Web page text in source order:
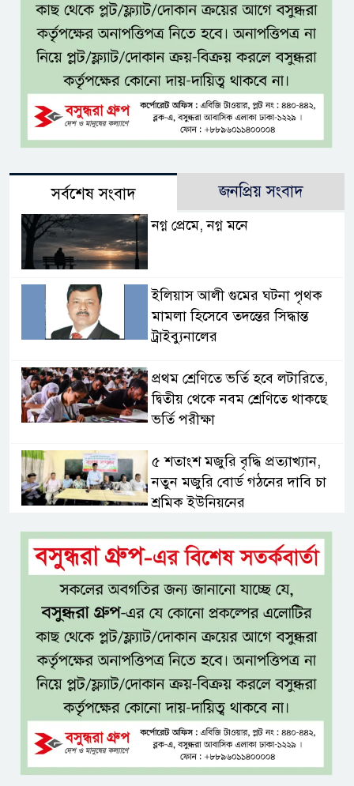
সর্বশেষ সংবাদ জনপ্রিয় সংবাদ
নগ্ন প্রেমে, নগ্ন মনে
ইলিয়াস আলী গুমের ঘটনা পৃথক
মামলা হিসেবে তদন্তের সিদ্ধান্ত
ট্রাইব্যুনালের
প্রথম শ্রেণিতে ভর্তি হবে লটারিতে,
দ্বিতীয় থেকে নবম শ্রেণিতে থাকছে
ভর্তি পরীক্ষা
৫ শতাংশ মজুরি বৃদ্ধি প্রত্যাখ্যান,
নতুন মজুরি বোর্ড গঠনের দাবি চা
শ্রমিক ইউনিয়নের
টাঙ্গাইল জেলা পরিষদের উদ্যোগে
২৩ লাখ টাকার আর্থিক অনুদানের
চেক বিতরণ
ধলেশ্বরী থেকে অবৈধ বালু উত্তোলন,
হুমকিতে শামসুল হক সেতু
বঙ্গভবনের নতুন বাসিন্দা কি মির্জা
ফখরুল? বিএনপিতে জোর
আলোচনা, সিদ্ধান্ত নেবেন তারেক
রহমান